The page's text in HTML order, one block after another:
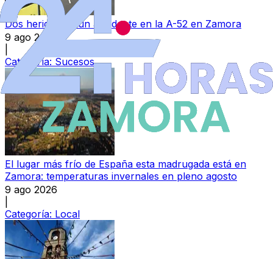
Dos heridos en un accidente en la A-52 en Zamora
9 ago 2026
Categoría:Sucesos
El lugar más frío de España esta madrugada está en
Zamora: temperaturas invernales en pleno agosto
9 ago 2026
Categoría: Local